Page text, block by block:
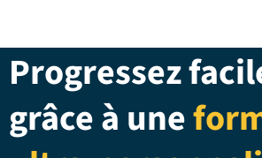
Progressez
grâce à une